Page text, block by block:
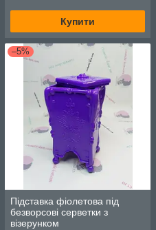
Купити
–5%
Підставка фіолетова під
безворсові серветки з
візерунком